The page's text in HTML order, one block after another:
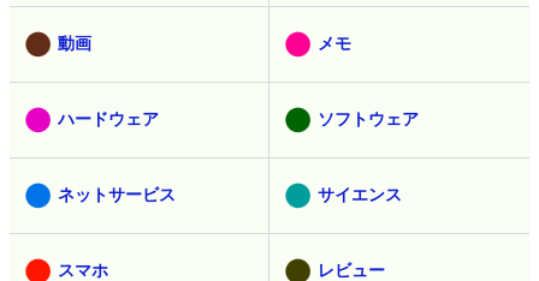
動画 メモ
ハードウェア ソフトウェア
ネットサービス サイエンス
スマホ レビュー